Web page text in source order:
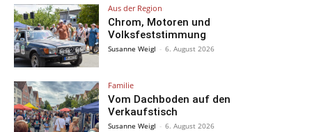
Aus der Region
Chrom, Motoren und
Volksfeststimmung
Susanne Weigl - 6. August 2026
Familie
Vom Dachboden auf den
Verkaufstisch
Susanne Weigl - 6. August 2026